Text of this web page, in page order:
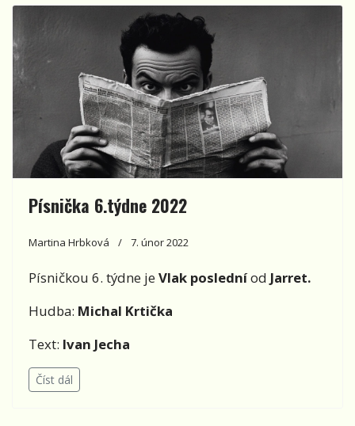
Písnička 6.týdne 2022
Martina Hrbková 7. únor 2022
Písničkou 6. týdne je Vlak posledníod Jarret.
Hudba: Michal Krtička
Text: Ivan Jecha
Číst dál